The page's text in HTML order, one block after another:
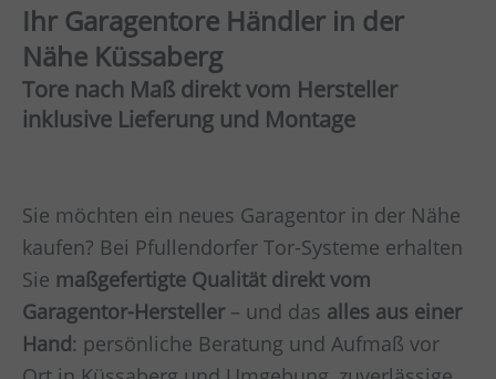
Ihr Garagentore Händler in der
Nähe Küssaberg
Tore nach Maß direkt vom Hersteller
inklusive Lieferung und Montage
Sie möchten ein neues Garagentor in der Nähe
kaufen? Bei Pfullendorfer Tor-Systeme erhalten
Sie maßgefertigte Qualität direkt vom
Garagentor-Hersteller– und das alles aus einer
Hand: persönliche Beratung und Aufmaß vor